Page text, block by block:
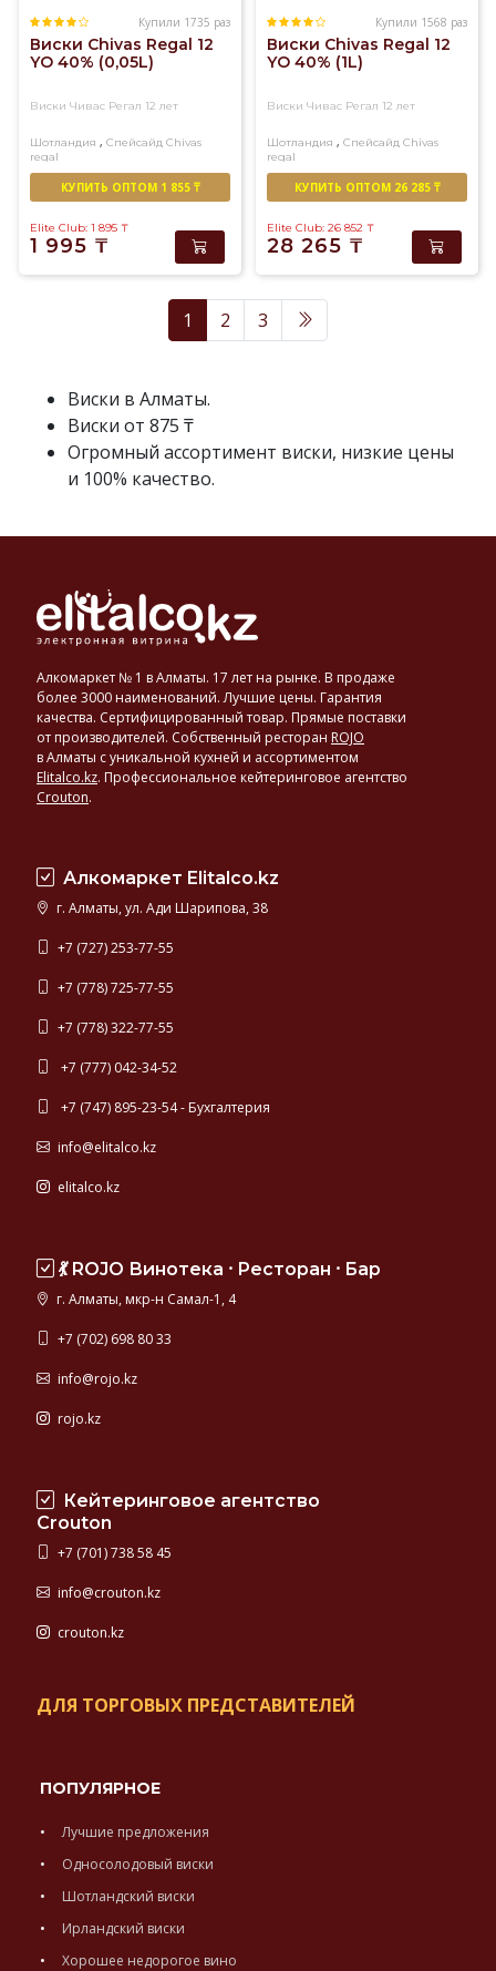
Купили 1735 раз
Виски Chivas Regal 12
YO 40% (0,05L)
Виски Чивас Регал 12 лет
Шотландия , Спейсайд Chivas
regal
Купажированный
КУПИТЬ ОПТОМ 1 855 ₸
Elite Club: 1 895 ₸
1 995 ₸
Купили 1568 раз
Виски Chivas Regal 12
YO 40% (1L)
Виски Чивас Регал 12 лет
Шотландия , Спейсайд Chivas
regal
Купажированный
КУПИТЬ ОПТОМ 26 285 ₸
Elite Club: 26 852 ₸
28 265 ₸
1 2 3
Виски в Алматы.
Виски от 875 ₸
Огромный ассортимент виски, низкие цены
и 100% качество.
Алкомаркет № 1 в Алматы. 17 лет на рынке. В продаже
более 3000 наименований. Лучшие цены. Гарантия
качества. Сертифицированный товар. Прямые поставки
от производителей. Собственный ресторан ROJO
в Алматы с уникальной кухней и ассортиментом
Elitalco.kz. Профессиональное кейтеринговое агентство
Crouton.
Алкомаркет Elitalco.kz
г. Алматы, ул. Ади Шарипова, 38
+7 (727) 253-77-55
+7 (778) 725-77-55
+7 (778) 322-77-55
+7 (777) 042-34-52
+7 (747) 895-23-54 - Бухгалтерия
info@elitalco.kz
elitalco.kz
💃 ROJO Винотека ⸱ Ресторан ⸱ Бар
г. Алматы, мкр-н Самал-1, 4
+7 (702) 698 80 33
info@rojo.kz
rojo.kz
Кейтеринговое агентство
Crouton
+7 (701) 738 58 45
info@crouton.kz
crouton.kz
ДЛЯ ТОРГОВЫХ ПРЕДСТАВИТЕЛЕЙ
ПОПУЛЯРНОЕ
Лучшие предложения
Односолодовый виски
Шотландский виски
Ирландский виски
Хорошее недорогое вино